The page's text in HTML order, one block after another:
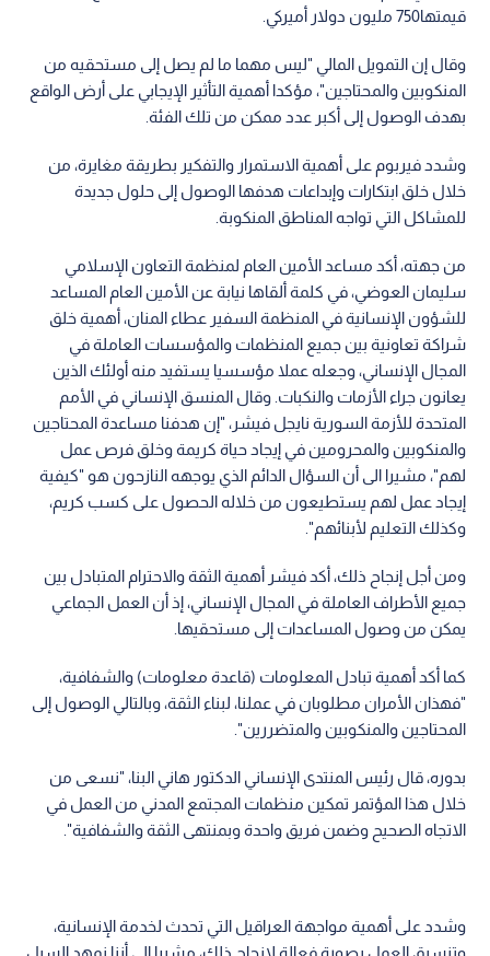
قيمتها750 مليون دولار أميركي.
وقال إن التمويل المالي "ليس مهما ما لم يصل إلى مستحقيه من
المنكوبين والمحتاجين"، مؤكدا أهمية التأثير الإيجابي على أرض الواقع
بهدف الوصول إلى أكبر عدد ممكن من تلك الفئة.
وشدد فيربوم على أهمية الاستمرار والتفكير بطريقة مغايرة، من
خلال خلق ابتكارات وإبداعات هدفها الوصول إلى حلول جديدة
للمشاكل التي تواجه المناطق المنكوبة.
من جهته، أكد مساعد الأمين العام لمنظمة التعاون الإسلامي
سليمان العوضي، في كلمة ألقاها نيابة عن الأمين العام المساعد
للشؤون الإنسانية في المنظمة السفير عطاء المنان، أهمية خلق
شراكة تعاونية بين جميع المنظمات والمؤسسات العاملة في
المجال الإنساني، وجعله عملا مؤسسيا يستفيد منه أولئك الذين
يعانون جراء الأزمات والنكبات. وقال المنسق الإنساني في الأمم
المتحدة للأزمة السورية نايجل فيشر، "إن هدفنا مساعدة المحتاجين
والمنكوبين والمحرومين في إيجاد حياة كريمة وخلق فرص عمل
لهم"، مشيرا الى أن السؤال الدائم الذي يوجهه النازحون هو "كيفية
إيجاد عمل لهم يستطيعون من خلاله الحصول على كسب كريم،
وكذلك التعليم لأبنائهم".
ومن أجل إنجاح ذلك، أكد فيشر أهمية الثقة والاحترام المتبادل بين
جميع الأطراف العاملة في المجال الإنساني، إذ أن العمل الجماعي
يمكن من وصول المساعدات إلى مستحقيها.
كما أكد أهمية تبادل المعلومات (قاعدة معلومات) والشفافية،
"فهذان الأمران مطلوبان في عملنا، لبناء الثقة، وبالتالي الوصول إلى
المحتاجين والمنكوبين والمتضررين".
بدوره، قال رئيس المنتدى الإنساني الدكتور هاني البنا، "نسعى من
خلال هذا المؤتمر تمكين منظمات المجتمع المدني من العمل في
الاتجاه الصحيح وضمن فريق واحدة وبمنتهى الثقة والشفافية".
وشدد على أهمية مواجهة العراقيل التي تحدث لخدمة الإنسانية،
وتنسيق العمل بصورة فعالة لإنجاح ذلك، مشيرا إلى أننا نمهد السبل